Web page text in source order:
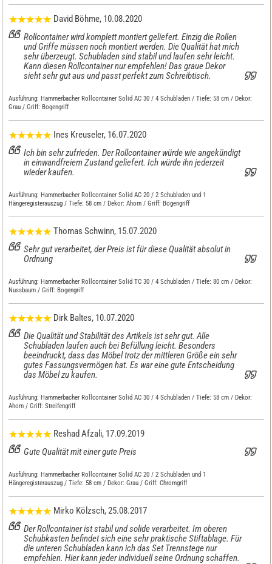
David Böhme, 10.08.2020
Rollcontainer wird komplett montiert geliefert. Einzig die Rollen
und Griffe müssen noch montiert werden. Die Qualität hat mich
sehr überzeugt. Schubladen sind stabil und laufen sehr leicht.
Kann diesen Rollcontainer nur empfehlen! Das graue Dekor
sieht sehr gut aus und passt perfekt zum Schreibtisch.
Ausführung: Hammerbacher Rollcontainer Solid AC 30 / 4 Schubladen / Tiefe: 58 cm / Dekor:
Grau / Griff: Bogengriff
Ines Kreuseler, 16.07.2020
Ich bin sehr zufrieden. Der Rollcontainer würde wie angekündigt
in einwandfreiem Zustand geliefert. Ich würde ihn jederzeit
wieder kaufen.
Ausführung: Hammerbacher Rollcontainer Solid AC 20 / 2 Schubladen und 1
Hängeregisterauszug / Tiefe: 58 cm / Dekor: Ahorn / Griff: Bogengriff
Thomas Schwinn, 15.07.2020
Sehr gut verarbeitet, der Preis ist für diese Qualität absolut in
Ordnung
Ausführung: Hammerbacher Rollcontainer Solid TC 30 / 4 Schubladen / Tiefe: 80 cm / Dekor:
Nussbaum / Griff: Bogengriff
Dirk Baltes, 10.07.2020
Die Qualität und Stabilität des Artikels ist sehr gut. Alle
Schubladen laufen auch bei Befüllung leicht. Besonders
beeindruckt, dass das Möbel trotz der mittleren Größe ein sehr
gutes Fassungsvermögen hat. Es war eine gute Entscheidung
das Möbel zu kaufen.
Ausführung: Hammerbacher Rollcontainer Solid AC 30 / 4 Schubladen / Tiefe: 58 cm / Dekor:
Ahorn / Griff: Streifengriff
Reshad Afzali, 17.09.2019
Gute Qualität mit einer gute Preis
Ausführung: Hammerbacher Rollcontainer Solid AC 20 / 2 Schubladen und 1
Hängeregisterauszug / Tiefe: 58 cm / Dekor: Grau / Griff: Chromgriff
Mirko Kölzsch, 25.08.2017
Der Rollcontainer ist stabil und solide verarbeitet. Im oberen
Schubkasten befindet sich eine sehr praktische Stiftablage. Für
die unteren Schubladen kann ich das Set Trennstege nur
empfehlen. Hier kann jeder individuell seine Ordnung schaffen.